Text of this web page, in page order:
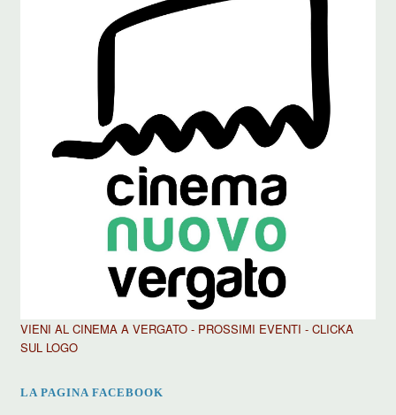
VIENI AL CINEMA A VERGATO - PROSSIMI EVENTI - CLICKA
SUL LOGO
LA PAGINA FACEBOOK